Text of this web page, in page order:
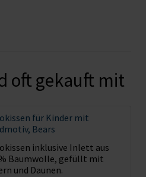
oft gekauft mit
für Kinder mit
Bears
inklusive Inlett aus
Baumwolle, gefüllt mit
und Daunen.